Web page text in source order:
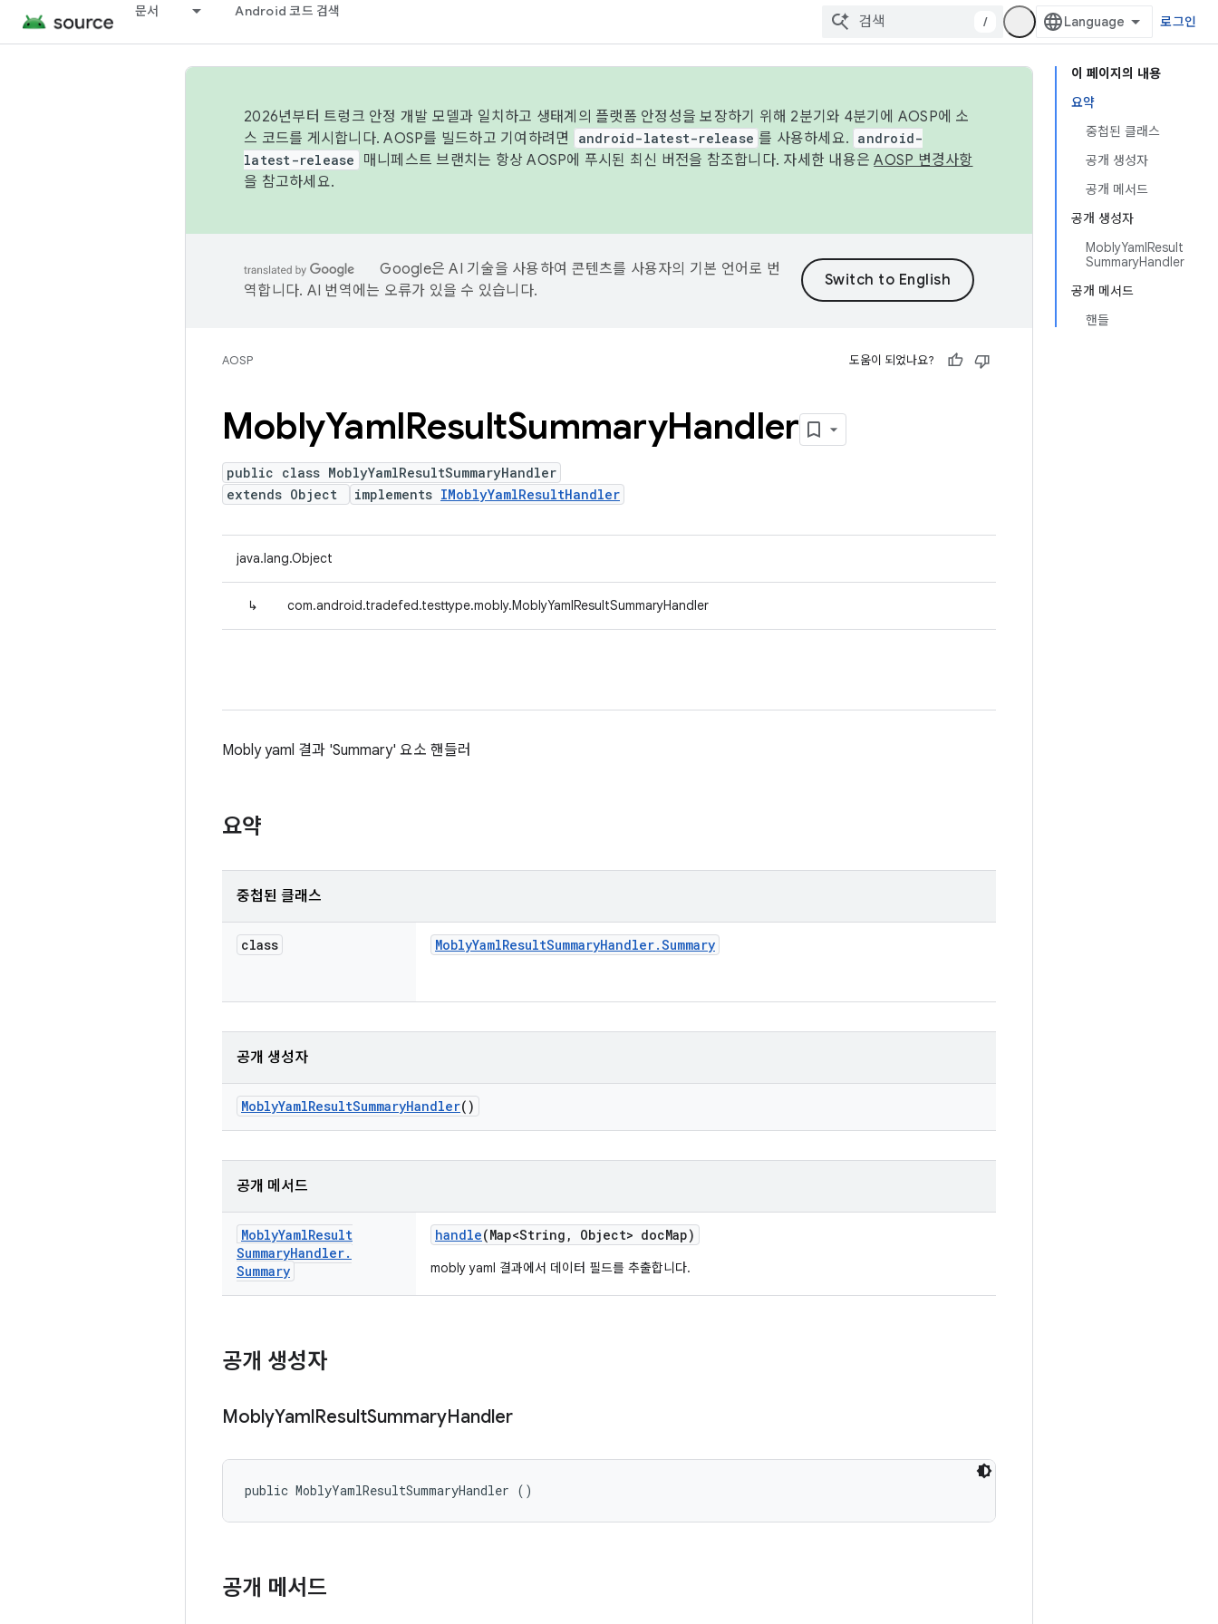
문서 Android 코드 검색
/ 로그인
이 페이지의 내용
요약
중첩된 클래스
공개 생성자
공개 메서드
공개 생성자
MoblyYamlResult
SummaryHandler
공개 메서드
핸들
2026년부터 트렁크 안정 개발 모델과 일치하고 생태계의 플랫폼 안정성을 보장하기 위해 2분기와 4분기에 AOSP에 소
스 코드를 게시합니다. AOSP를 빌드하고 기여하려면
android-latest-release 를 사용하세요. android-
latest-release
매니페스트 브랜치는 항상 AOSP에 푸시된 최신 버전을 참조합니다. 자세한 내용은AOSP 변경사항
을 참고하세요.
Google은 AI 기술을 사용하여 콘텐츠를 사용자의 기본 언어로 번
역합니다. AI 번역에는 오류가 있을 수 있습니다.
AOSP 도움이 되었나요?
MoblyYamlResultSummaryHandler
public class MoblyYamlResultSummaryHandler
extends Object
implements IMoblyYamlResultHandler
java.lang.Object
↳ com.android.tradefed.testtype.mobly.MoblyYamlResultSummaryHandler
Mobly yaml 결과 'Summary' 요소 핸들러
요약
중첩된 클래스
class MoblyYamlResultSummaryHandler.Summary
공개 생성자
MoblyYamlResultSummaryHandler()
공개 메서드
MoblyYamlResult
SummaryHandler.
Summary
handle(Map<String , Object> docMap)
mobly yaml 결과에서 데이터 필드를 추출합니다.
공개 생성자
MoblyYamlResultSummaryHandler
public MoblyYamlResultSummaryHandler ()
공개 메서드